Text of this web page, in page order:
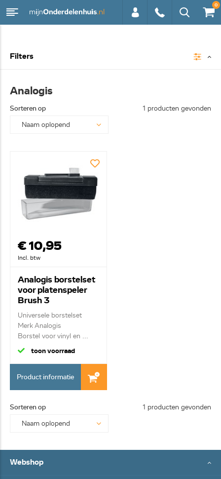
0
Filters
Analogis
Sorteren op 1 producten gevonden
€ 10,95
Incl. btw
Analogis borstelset
voor platenspeler
Brush 3
Universele borstelset
Merk Analogis
Borstel voor vinyl en ...
toon voorraad
Product informatie
Sorteren op 1 producten gevonden
Webshop